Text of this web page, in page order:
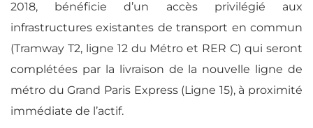
2018, bénéficie d’un accès privilégié aux
infrastructures existantes de transport en commun
(Tramway T2, ligne 12 du Métro et RER C) qui seront
complétées par la livraison de la nouvelle ligne de
métro du Grand Paris Express (Ligne 15), à proximité
immédiate de l’actif.